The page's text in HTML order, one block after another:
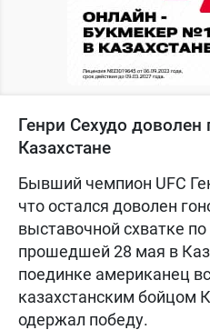
Генри Сехудо доволен
Казахстане
Бывший чемпион UFC
что остался доволен
выставочной схватке по
прошедшей 28 мая в
поединке американец
казахстанским бойцом
одержал победу.